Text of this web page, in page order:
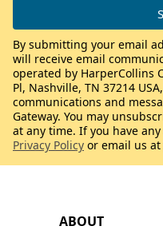
ABOUT
By submitting your email
will receive email
operated by HarperCollins
Pl, Nashville, TN 37214
communications and
Gateway. You may
at any time. If you have
Privacy Policy or email us at